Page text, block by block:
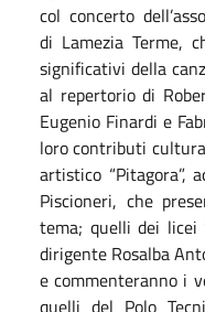
col concerto
di Lamezia Terme,
significativi della
al repertorio di
Eugenio Finardi e
loro contributi
artistico “Pitagora”,
Piscioneri, che
tema; quelli dei licei
dirigente Rosalba
e commenteranno i
quelli del Polo